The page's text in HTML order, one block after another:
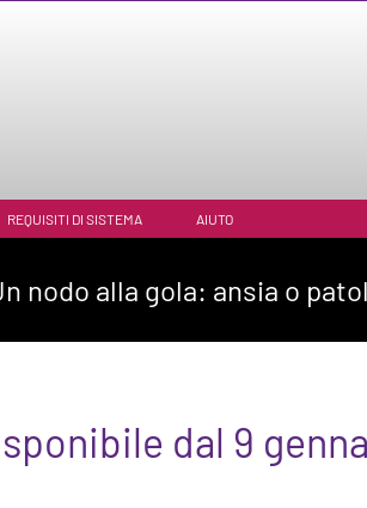
REQUISITI DI SISTEMA AIUTO
nodo alla gola: ansia o
dal 9